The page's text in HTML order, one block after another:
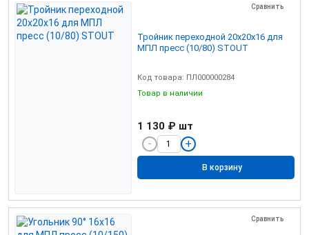
Сравнить
Тройник переходной 20х20х16 для
МПЛ пресс (10/80) STOUT
Код товара: ПЛ000000284
Товар в наличии
1 130 ₽ шт
В корзину
Сравнить